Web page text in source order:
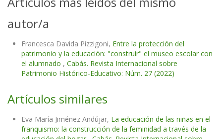
autor/a
Francesca Davida Pizzigoni, Entre la protección del
patrimonio y la educación: "construir" el museo escolar con
el alumnado , Cabás. Revista Internacional sobre
Patrimonio Histórico-Educativo: Núm. 27 (2022)
Artículos similares
Eva María Jiménez Andújar, La educación de las niñas en el
franquismo: la construcción de la feminidad a través de la